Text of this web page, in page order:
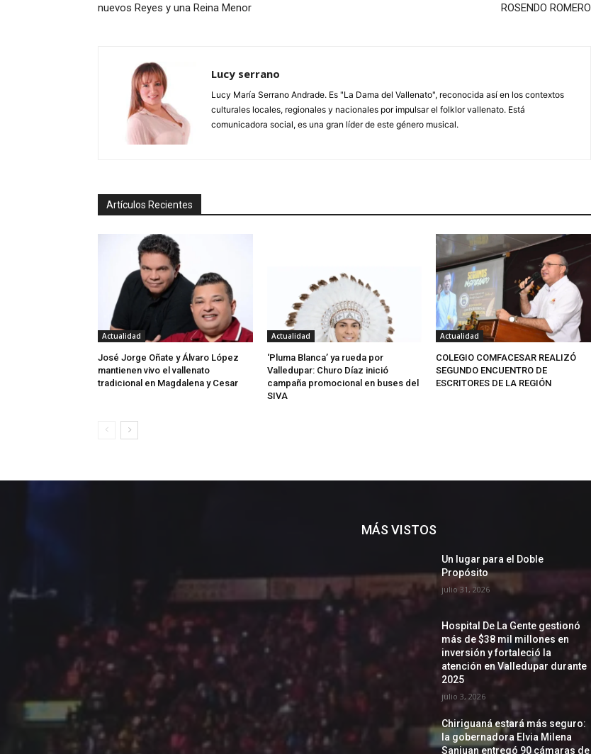
nuevos Reyes y una Reina Menor
ROSENDO ROMERO
Lucy serrano
Lucy María Serrano Andrade. Es "La Dama del Vallenato", reconocida así en los contextos
culturales locales, regionales y nacionales por impulsar el folklor vallenato. Está
comunicadora social, es una gran líder de este género musical.
Artículos Recientes
Actualidad
José Jorge Oñate y Álvaro López
mantienen vivo el vallenato
tradicional en Magdalena y Cesar
Actualidad
‘Pluma Blanca’ ya rueda por
Valledupar: Churo Díaz inició
campaña promocional en buses del
SIVA
Actualidad
COLEGIO COMFACESAR REALIZÓ
SEGUNDO ENCUENTRO DE
ESCRITORES DE LA REGIÓN
MÁS VISTOS
Un lugar para el Doble
Propósito
julio 31, 2026
Hospital De La Gente gestionó
más de $38 mil millones en
inversión y fortaleció la
atención en Valledupar durante
2025
julio 3, 2026
Chiriguaná estará más seguro:
la gobernadora Elvia Milena
Sanjuan entregó 90 cámaras de